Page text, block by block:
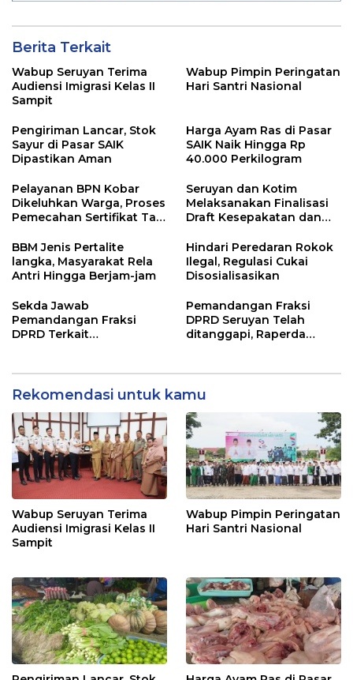
Berita Terkait
Wabup Seruyan Terima
Audiensi Imigrasi Kelas II
Sampit
Wabup Pimpin Peringatan
Hari Santri Nasional
Pengiriman Lancar, Stok
Sayur di Pasar SAIK
Dipastikan Aman
Harga Ayam Ras di Pasar
SAIK Naik Hingga Rp
40.000 Perkilogram
Pelayanan BPN Kobar
Dikeluhkan Warga, Proses
Pemecahan Sertifikat Tak
Seruyan dan Kotim
Melaksanakan Finalisasi
Draft Kesepakatan dan
BBM Jenis Pertalite
langka, Masyarakat Rela
Antri Hingga Berjam-jam
Hindari Peredaran Rokok
Ilegal, Regulasi Cukai
Disosialisasikan
Sekda Jawab
Pemandangan Fraksi
DPRD Terkait
2024
Pemandangan Fraksi
DPRD Seruyan Telah
ditanggapi, Raperda
Rekomendasi untuk kamu
Wabup Seruyan Terima
Audiensi Imigrasi Kelas II
Sampit
Wabup Pimpin Peringatan
Hari Santri Nasional